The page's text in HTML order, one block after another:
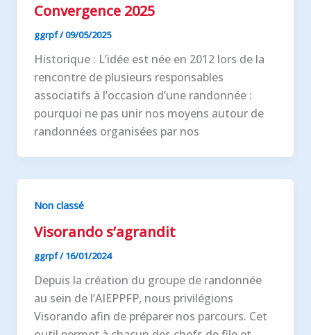
Convergence 2025
ggrpf/09/05/2025
Historique : L’idée est née en 2012 lors de la
rencontre de plusieurs responsables
associatifs à l’occasion d’une randonnée :
pourquoi ne pas unir nos moyens autour de
randonnées organisées par nos
Non classé
Visorando s’agrandit
ggrpf/16/01/2024
Depuis la création du groupe de randonnée
au sein de l’AIEPPFP, nous privilégions
Visorando afin de préparer nos parcours. Cet